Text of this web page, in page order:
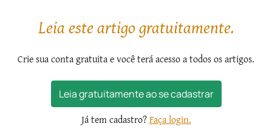
Leia este artigo gratuitamente.
Crie sua conta gratuita e você terá acesso a todos os artigos.
Leia gratuitamente ao se cadastrar
Já tem cadastro?Faça login.